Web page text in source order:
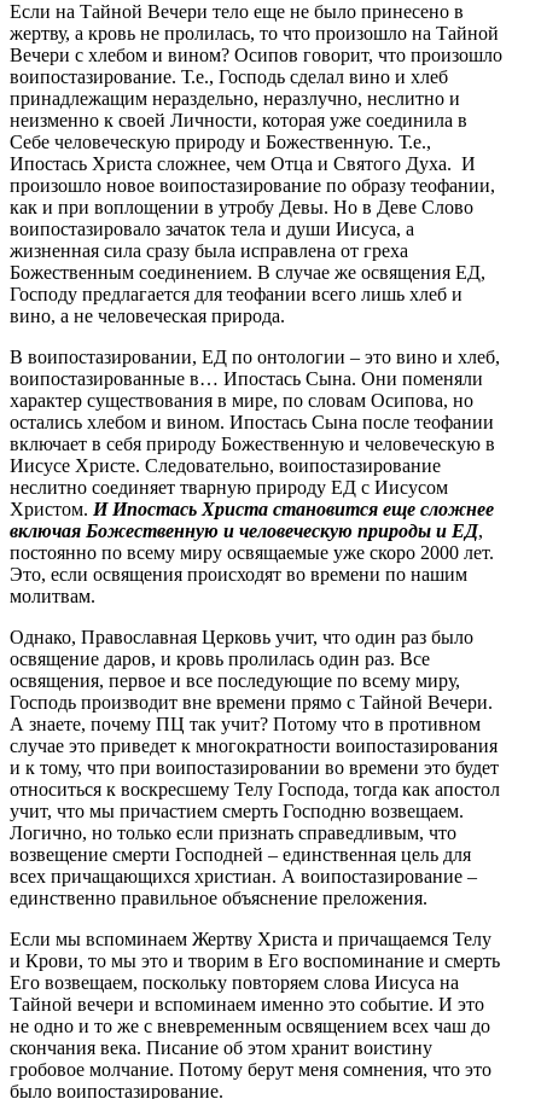
Если на Тайной Вечери тело еще не было принесено в
жертву, а кровь не пролилась, то что произошло на Тайной
Вечери с хлебом и вином? Осипов говорит, что произошло
воипостазирование. Т.е., Господь сделал вино и хлеб
принадлежащим нераздельно, неразлучно, неслитно и
неизменно к своей Личности, которая уже соединила в
Себе человеческую природу и Божественную. Т.е.,
Ипостась Христа сложнее, чем Отца и Святого Духа. И
произошло новое воипостазирование по образу теофании,
как и при воплощении в утробу Девы. Но в Деве Слово
воипостазировало зачаток тела и души Иисуса, а
жизненная сила сразу была исправлена от греха
Божественным соединением. В случае же освящения ЕД,
Господу предлагается для теофании всего лишь хлеб и
вино, а не человеческая природа.
В воипостазировании, ЕД по онтологии – это вино и хлеб,
воипостазированные в… Ипостась Сына. Они поменяли
характер существования в мире, по словам Осипова, но
остались хлебом и вином. Ипостась Сына после теофании
включает в себя природу Божественную и человеческую в
Иисусе Христе. Следовательно, воипостазирование
неслитно соединяет тварную природу ЕД с Иисусом
Христом. И Ипостась Христа становится еще сложнее
включая Божественную и человеческую природы и ЕД,
постоянно по всему миру освящаемые уже скоро 2000 лет.
Это, если освящения происходят во времени по нашим
молитвам.
Однако, Православная Церковь учит, что один раз было
освящение даров, и кровь пролилась один раз. Все
освящения, первое и все последующие по всему миру,
Господь производит вне времени прямо с Тайной Вечери.
А знаете, почему ПЦ так учит? Потому что в противном
случае это приведет к многократности воипостазирования
и к тому, что при воипостазировании во времени это будет
относиться к воскресшему Телу Господа, тогда как апостол
учит, что мы причастием смерть Господню возвещаем.
Логично, но только если признать справедливым, что
возвещение смерти Господней – единственная цель для
всех причащающихся христиан. А воипостазирование –
единственно правильное объяснение преложения.
Если мы вспоминаем Жертву Христа и причащаемся Телу
и Крови, то мы это и творим в Его воспоминание и смерть
Его возвещаем, поскольку повторяем слова Иисуса на
Тайной вечери и вспоминаем именно это событие. И это
не одно и то же с вневременным освящением всех чаш до
скончания века. Писание об этом хранит воистину
гробовое молчание. Потому берут меня сомнения, что это
было воипостазирование.